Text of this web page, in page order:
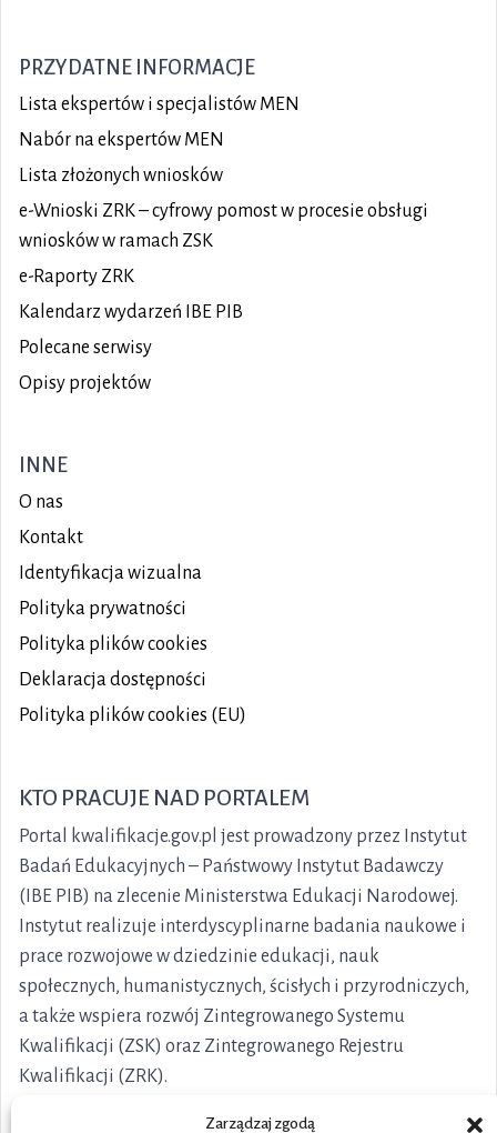
Zarządzaj zgodą
PRZYDATNE INFORMACJE
Lista ekspertów i specjalistów MEN
Nabór na ekspertów MEN
Lista złożonych wniosków
e-Wnioski ZRK – cyfrowy pomost w procesie obsługi
wniosków w ramach ZSK
e-Raporty ZRK
Kalendarz wydarzeń IBE PIB
Polecane serwisy
Opisy projektów
INNE
O nas
Kontakt
Identyfikacja wizualna
Polityka prywatności
Polityka plikówcookies
Deklaracja dostępności
Polityka plików cookies (EU)
KTO PRACUJE NAD PORTALEM
Portal kwalifikacje.gov.pl jest prowadzony przez Instytut
Badań Edukacyjnych – Państwowy Instytut Badawczy
(IBE PIB) na zlecenie Ministerstwa Edukacji Narodowej.
Instytut realizuje interdyscyplinarne badania naukowe i
prace rozwojowe w dziedzinie edukacji, nauk
społecznych, humanistycznych, ścisłych i przyrodniczych,
a także wspiera rozwój Zintegrowanego Systemu
Kwalifikacji (ZSK) oraz Zintegrowanego Rejestru
Kwalifikacji (ZRK).